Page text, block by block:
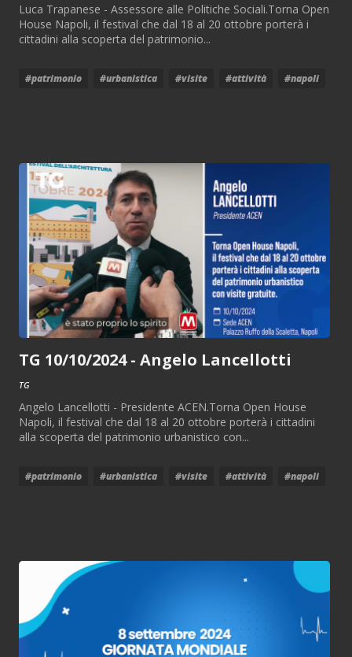
Luca Trapanese - Assessore alle Politiche Sociali.Torna Open
House Napoli, il festival che dal 18 al 20 ottobre porterà i
cittadini alla scoperta del patrimonio...
#patrimonio #urbanistica #visite #attività #napoli
TG 10/10/2024 - Angelo Lancellotti
TG
Angelo Lancellotti - Presidente ACEN.Torna Open House
Napoli, il festival che dal 18 al 20 ottobre porterà i cittadini
alla scoperta del patrimonio urbanistico con...
#patrimonio #urbanistica #visite #attività #napoli